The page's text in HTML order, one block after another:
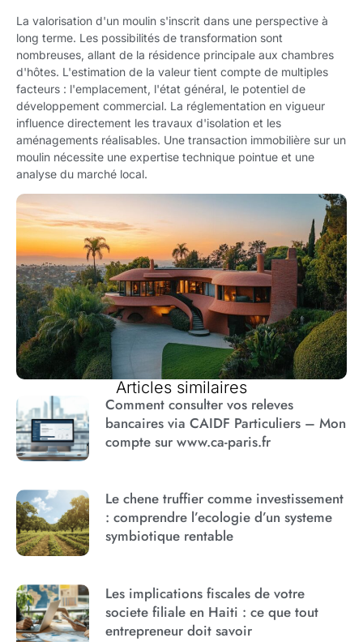
La valorisation d'un moulin s'inscrit dans une perspective à
long terme. Les possibilités de transformation sont
nombreuses, allant de la résidence principale aux chambres
d'hôtes. L'estimation de la valeur tient compte de multiples
facteurs : l'emplacement, l'état général, le potentiel de
développement commercial. La réglementation en vigueur
influence directement les travaux d'isolation et les
aménagements réalisables. Une transaction immobilière sur un
moulin nécessite une expertise technique pointue et une
analyse du marché local.
Articles similaires
Comment consulter vos releves
bancaires via CAIDF Particuliers – Mon
compte sur www.ca-paris.fr
Le chene truffier comme investissement
: comprendre l’ecologie d’un systeme
symbiotique rentable
Les implications fiscales de votre
societe filiale en Haiti : ce que tout
entrepreneur doit savoir